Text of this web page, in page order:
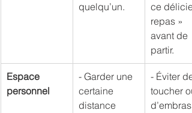
quelqu’un.
ce
repas »
avant de
partir.
Espace
personnel
- Garder une
certaine
distance
- Éviter de
toucher ou